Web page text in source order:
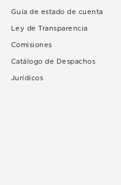
Guía de estado de cuenta
Ley de Transparencia
Comisiones
Catálogo de Despachos
Jurídicos